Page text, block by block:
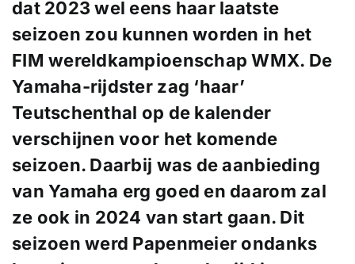
dat 2023 wel eens haar laatste
seizoen zou kunnen worden in het
FIM wereldkampioenschap WMX. De
Yamaha-rijdster zag ‘haar’
Teutschenthal op de kalender
verschijnen voor het komende
seizoen. Daarbij was de aanbieding
van Yamaha erg goed en daarom zal
ze ook in 2024 van start gaan. Dit
seizoen werd Papenmeier ondanks